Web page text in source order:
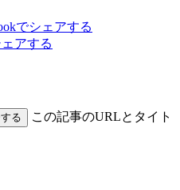
る
この記事のURLとタイト